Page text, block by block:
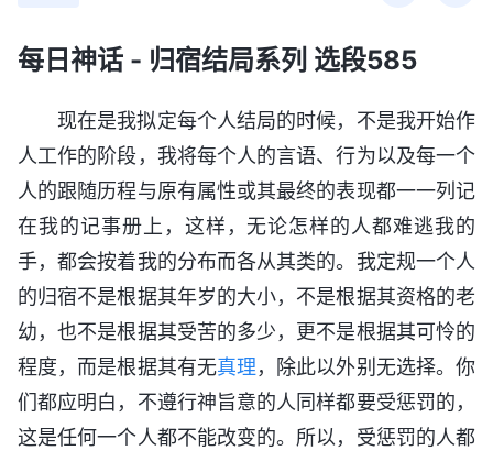
每日神话 - 归宿结局系列 选段585
现在是我拟定每个人结局的时候，不是我开始作
人工作的阶段，我将每个人的言语、行为以及每一个
人的跟随历程与原有属性或其最终的表现都一一列记
在我的记事册上，这样，无论怎样的人都难逃我的
手，都会按着我的分布而各从其类的。我定规一个人
的归宿不是根据其年岁的大小，不是根据其资格的老
幼，也不是根据其受苦的多少，更不是根据其可怜的
程度，而是根据其有无真理，除此以外别无选择。你
们都应明白，不遵行神旨意的人同样都要受惩罚的，
这是任何一个人都不能改变的。所以，受惩罚的人都